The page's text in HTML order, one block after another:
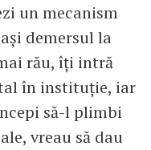
un mecanism
demersul la
rău, îți intră
în instituție, iar
să-l plimbi
vreau să dau